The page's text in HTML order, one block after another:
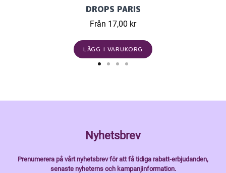
DROPS PARIS
Från 17,00 kr
LÄGG I VARUKORG
Nyhetsbrev
Prenumerera på vårt nyhetsbrev för att få tidiga rabatt-erbjudanden,
senaste nyheterns och kampanjinformation.